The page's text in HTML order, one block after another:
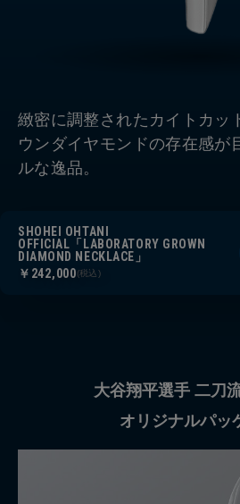
SHOHEI OHTANI
OFFICIAL「LABORATORY GROWN
DIAMOND NECKLACE」
￥242,000(税込)
緻密に調整されたカイトカッ
ウンダイヤモンドの存在感が
ルな逸品。
大谷翔平選手 二刀
オリジナルパッ